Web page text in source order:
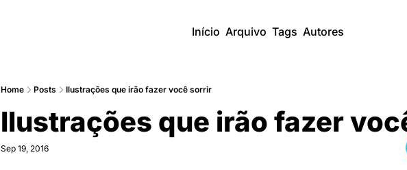
Início Arquivo Tags Autores
Home Posts Ilustrações que irão fazer você sorrir
Ilustrações que irão fazer
Sep 19, 2016